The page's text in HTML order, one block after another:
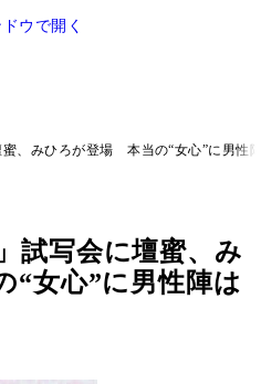
ウで開く
蜜、みひろが登場 本当の“女心”に男性
試写会に壇蜜、み
女心”に男性陣は